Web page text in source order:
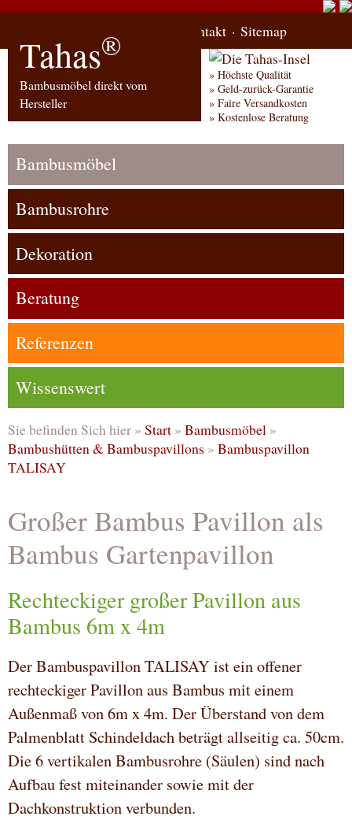
Kontakt Sitemap
Tahas®
Bambusmöbel direkt vom
Hersteller
Höchste Qualität
Geld-zurück-Garantie
Faire Versandkosten
Kostenlose Beratung
Bambusmöbel
Bambusrohre
Dekoration
Beratung
Referenzen
Wissenswert
Sie befinden Sich hier » Start » Bambusmöbel »
Bambushütten & Bambuspavillons » Bambuspavillon
TALISAY
Großer Bambus Pavillon als
Bambus Gartenpavillon
Rechteckiger großer Pavillon aus
Bambus 6m x 4m
Der Bambuspavillon TALISAY ist ein offener
rechteckiger Pavillon aus Bambus mit einem
Außenmaß von 6m x 4m. Der Überstand von dem
Palmenblatt Schindeldach beträgt allseitig ca. 50cm.
Die 6 vertikalen Bambusrohre (Säulen) sind nach
Aufbau fest miteinander sowie mit der
Dachkonstruktion verbunden.